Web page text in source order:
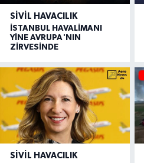
SIVIL HAVACILIK
İSTANBUL HAVALİMANI
YİNE AVRUPA'NIN
ZİRVESİNDE
SIVIL HAVACILIK